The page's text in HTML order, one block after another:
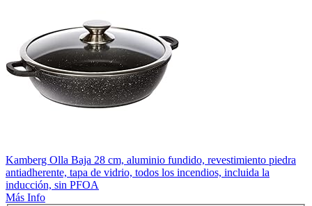
Kamberg Olla Baja 28 cm, aluminio fundido, revestimiento piedra
antiadherente, tapa de vidrio, todos los incendios, incluida la
inducción, sin PFOA
Más Info